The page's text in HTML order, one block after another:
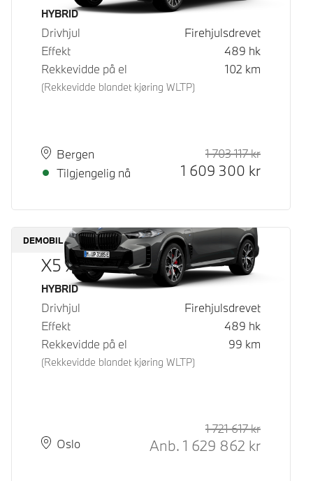
Drivstoff
HYBRID
Drivhjul
Firehjulsdrevet
Effekt
489 hk
Rekkevidde på el
(Rekkevidde blandet kjøring WLTP)
102 km
PlassBergen
Leveringstid
Tilgjengelig nå
1 703 117kr
1 609 300 kr
DEMOBIL
X5 xDrive50e
Drivstoff
HYBRID
Drivhjul
Firehjulsdrevet
Effekt
489 hk
Rekkevidde på el
(Rekkevidde blandet kjøring WLTP)
99 km
PlassOslo
Leveringstid
1 721 617kr
Anb. 1 629 862 kr